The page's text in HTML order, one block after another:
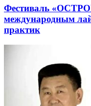
Фестиваль
международным
практик